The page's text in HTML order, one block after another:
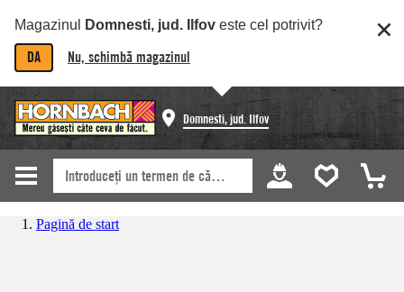
Magazinul Domnesti, jud. Ilfov este cel potrivit?
DA Nu, schimbă magazinul
Domnesti, jud. Ilfov
Pagină de start